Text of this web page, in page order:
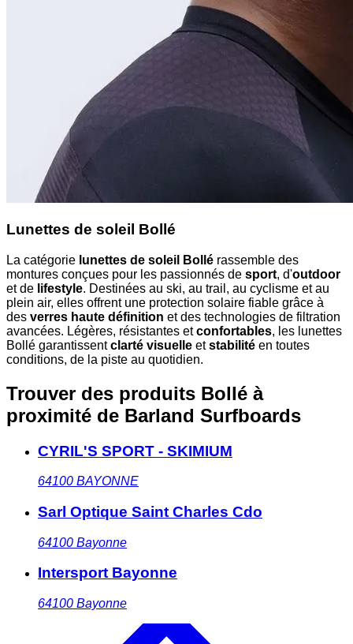
Lunettes de soleil Bollé
La catégorie lunettes de soleil Bollé rassemble des
montures conçues pour les passionnés de sport, d'outdoor
et de lifestyle. Destinées au ski, au trail, au cyclisme et au
plein air, elles offrent une protection solaire fiable grâce à
des verres haute définition et des technologies de filtration
avancées. Légères, résistantes etconfortables, les lunettes
Bollé garantissentclarté visuelle etstabilité en toutes
conditions, de la piste au quotidien.
Trouver des produits Bollé à
proximité de Barland Surfboards
CYRIL'S SPORT - SKIMIUM
64100 BAYONNE
Sarl Optique Saint Charles Cdo
64100 Bayonne
Intersport Bayonne
64100 Bayonne